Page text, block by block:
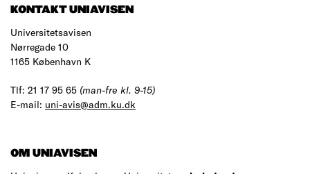
KONTAKT UNIAVISEN
Universitetsavisen
Nørregade 10
1165 København K
Tlf: 21 17 95 65 (man-fre kl. 9-15)
E-mail: uni-avis@adm.ku.dk
OM UNIAVISEN